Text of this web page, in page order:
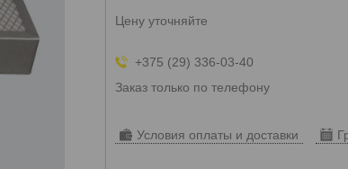
Цену уточняйте
+375 (29) 336-03-40
Заказ только по телефону
Условия оплаты и доставки